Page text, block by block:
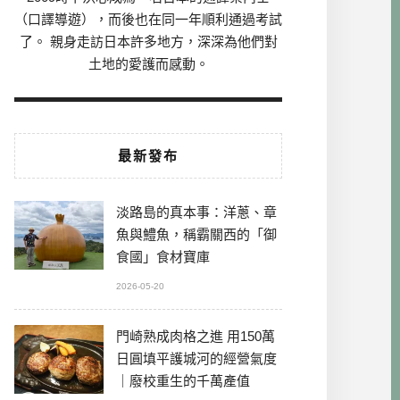
（口譯導遊），而後也在同一年順利通過考試
了。 親身走訪日本許多地方，深深為他們對
土地的愛護而感動。
最新發布
淡路島的真本事：洋蔥、章
魚與鱧魚，稱霸關西的「御
食國」食材寶庫
2026-05-20
門崎熟成肉格之進 用150萬
日圓填平護城河的經營氣度
｜廢校重生的千萬產值